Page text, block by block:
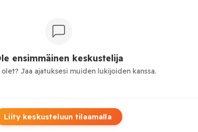
ensimmäinen keskustelija
Jaa ajatuksesi muiden lukijoiden kanssa.
Liity keskusteluun tilaamalla